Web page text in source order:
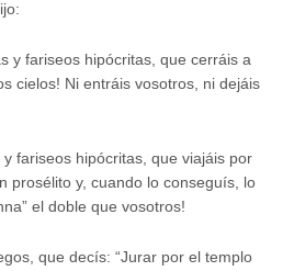
y fariseos hipócritas, que cerráis a
cielos! Ni entráis vosotros, ni dejáis
y fariseos hipócritas, que viajáis por
prosélito y, cuando lo conseguís, lo
el doble que vosotros!
que decís: “Jurar por el templo